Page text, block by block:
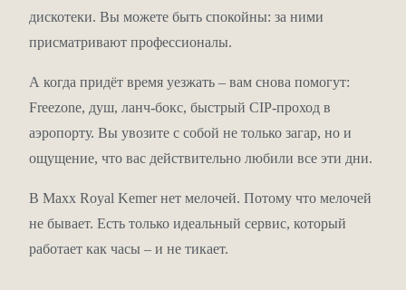
свяжется с вами ещё до прилёта, узнает пожелания и
организует всё: от трансфера до бронирования столика.
шоколад. А если вы приехали рано или улетаете поздно
– зона Freezone: отдельные номера, где можно
отдохнуть, принять душ, оставить багаж.
Honeymoon
дискотеки. Вы можете быть спокойны: за ними
присматривают профессионалы.
А когда придёт время уезжать – вам снова помогут:
Freezone, душ, ланч-бокс, быстрый CIP-проход в
аэропорту. Вы увозите с собой не только загар, но и
ощущение, что вас действительно любили все эти дни.
В Maxx Royal Kemer нет мелочей. Потому что мелочей
не бывает. Есть только идеальный сервис, который
работает как часы – и не тикает.